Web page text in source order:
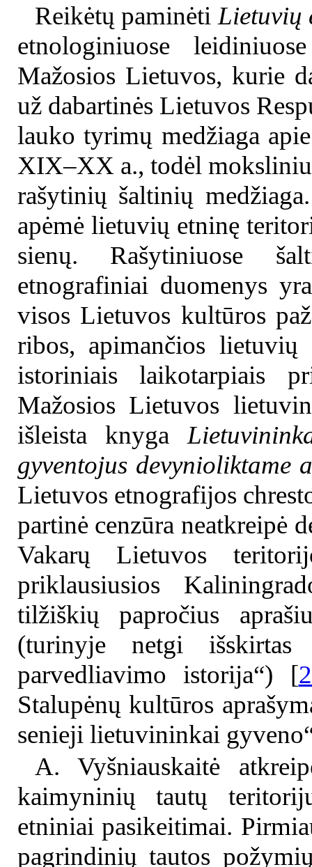
Reikėtų paminėti Lietuvių
etnologiniuose
Mažosios Lietuvos, kurie
už dabartinės Lietuvos
lauko tyrimų medžiaga
XIX–XX a., todėl
rašytinių šaltinių
apėmė lietuvių etninę
sienų. Rašytiniuose
etnografiniai duomenys
visos Lietuvos kultūros
ribos, apimančios lietuvių
istoriniais laikotarpiais
Mažosios Lietuvos
išleista knyga
gyventojus devynioliktame
Lietuvos etnografijos
partinė cenzūra neatkreipė
Vakarų Lietuvos
priklausiusios
tilžiškių papročius
(turinyje netgi
parvedliavimo istorija“) [
Stalupėnų kultūros
senieji lietuvininkai
A. Vyšniauskaitė
kaimyninių tautų
etniniai pasikeitimai.
pagrindinių tautos